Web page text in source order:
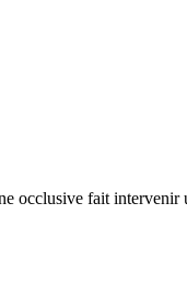
occlusive fait